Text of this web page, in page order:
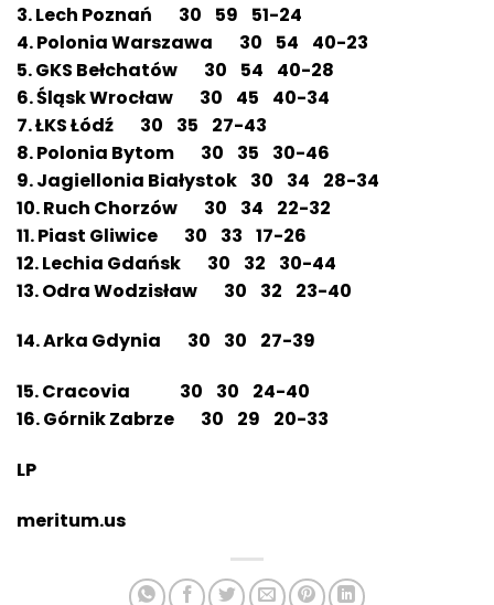
3. Lech Poznań 30 59 51-24
4. Polonia Warszawa 30 54 40-23
5. GKS Bełchatów 30 54 40-28
6. Śląsk Wrocław 30 45 40-34
7. ŁKS Łódź 30 35 27-43
8. Polonia Bytom 30 35 30-46
9. Jagiellonia Białystok 30 34 28-34
10. Ruch Chorzów 30 34 22-32
11. Piast Gliwice 30 33 17-26
12. Lechia Gdańsk 30 32 30-44
13. Odra Wodzisław 30 32 23-40
14. Arka Gdynia 30 30 27-39
15. Cracovia 30 30 24-40
16. Górnik Zabrze 30 29 20-33
LP
meritum.us